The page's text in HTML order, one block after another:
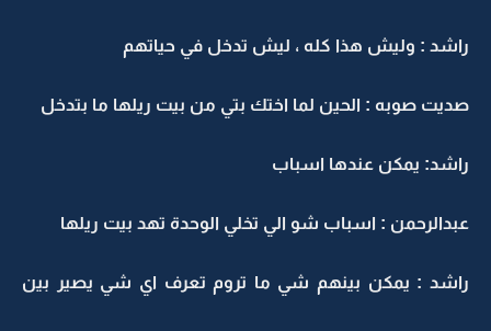
راشد : وليش هذا كله ، ليش تدخل في حياتهم
صديت صوبه : الحين لما اختك بتي من بيت ريلها ما بتدخل
راشد: يمكن عندها اسباب
عبدالرحمن : اسباب شو الي تخلي الوحدة تهد بيت ريلها
راشد : يمكن بينهم شي ما تروم تعرف اي شي يصير بين